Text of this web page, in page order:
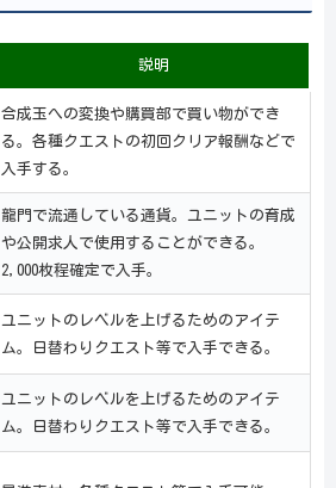
説明
合成玉への変換や購買部で買い物ができ
る。各種クエストの初回クリア報酬などで
入手する。
龍門で流通している通貨。ユニットの育成
や公開求人で使用することができる。
2,000枚程確定で入手。
ユニットのレベルを上げるためのアイテ
ム。日替わりクエスト等で入手できる。
ユニットのレベルを上げるためのアイテ
ム。日替わりクエスト等で入手できる。